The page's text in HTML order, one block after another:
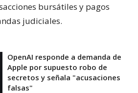
bursátiles y pagos
judiciales.
OpenAI responde a demanda de
Apple por supuesto robo de
secretos y señala "acusaciones
falsas"